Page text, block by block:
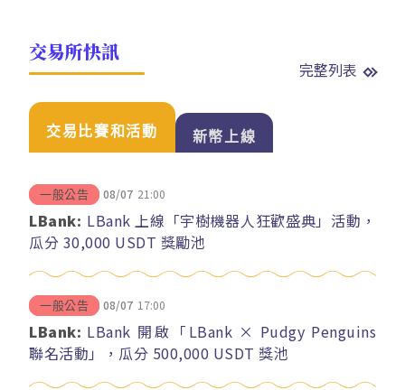
交易所快訊
完整列表
交易比賽和活動 新幣上線
一般公告 08/07 21:00
LBank: LBank 上線「宇樹機器人狂歡盛典」活動，
瓜分 30,000 USDT 獎勵池
一般公告 08/07 17:00
LBank: LBank 開啟「LBank × Pudgy Penguins
聯名活動」，瓜分 500,000 USDT 獎池